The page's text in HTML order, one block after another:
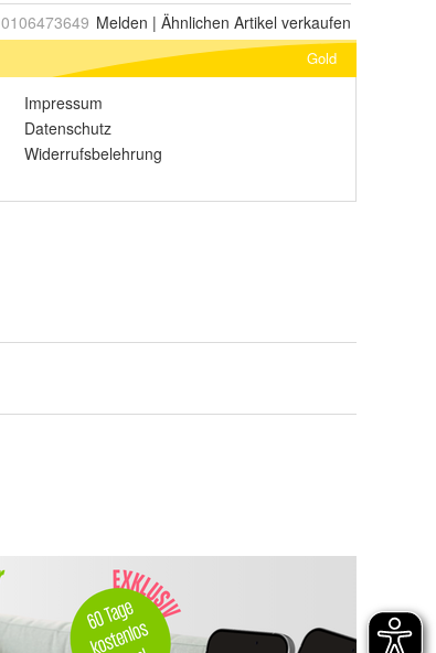
0106473649 Melden | Ähnlichen Artikel verkaufen
Gold
Impressum
Datenschutz
Widerrufsbelehrung